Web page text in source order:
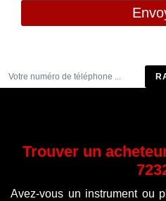
Trouver un
Avez-vous un instrument ou